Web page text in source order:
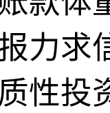
力求
性投